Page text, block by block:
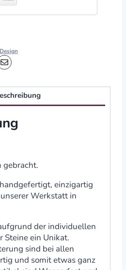
gebracht.
einzigartig
Werkstatt in
der individuellen
Steine ein Unikat.
sind bei allen
und somit etwas ganz